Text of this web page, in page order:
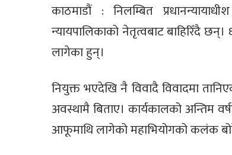
काठमाडौं : निलम्बित
न्यायपालिकाको नेतृत्वबाट बाहिरिँदै
लागेका हुन्।
नियुक्त भएदेखि नै विवादै विवादमा
अवस्थामै बिताए। कार्यकालको अन्तिम
आफूमाथि लागेको महाभियोगको कलंक